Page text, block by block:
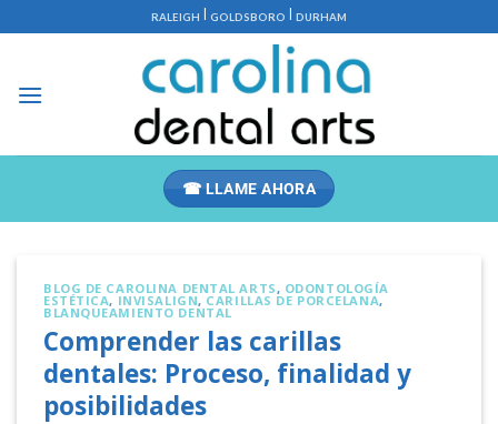
al
RALEIGH | GOLDSBORO | DURHAM
☎ LLAME AHORA
BLOG DE CAROLINA DENTAL ARTS, ODONTOLOGÍA
ESTÉTICA, INVISALIGN, CARILLAS DE PORCELANA,
BLANQUEAMIENTO DENTAL
Comprender las carillas
dentales: Proceso, finalidad y
posibilidades